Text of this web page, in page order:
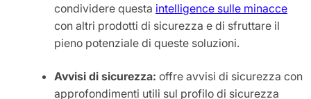
condividere questa intelligence sulle minacce
con altri prodotti di sicurezza e di sfruttare il
pieno potenziale di queste soluzioni.
Avvisi di sicurezza: offre avvisi di sicurezza con
approfondimenti utili sul profilo di sicurezza